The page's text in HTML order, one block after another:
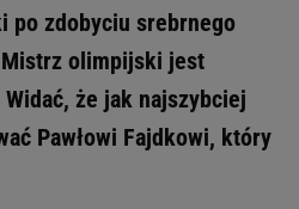
po zdobyciu srebrnego
Mistrz olimpijski jest
że jak najszybciej
Pawłowi Fajdkowi, który